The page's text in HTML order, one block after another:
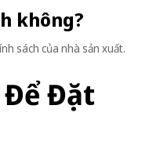
không?
sách của nhà sản xuất.
Để Đặt